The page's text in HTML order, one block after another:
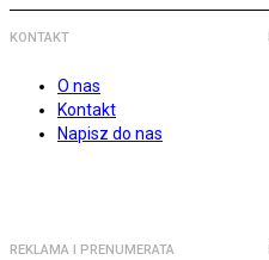
KONTAKT
O nas
Kontakt
Napisz do nas
REKLAMA I PRENUMERATA